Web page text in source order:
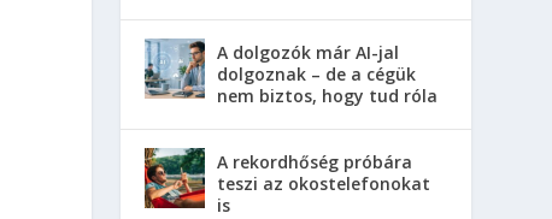
A dolgozók már AI-jal
dolgoznak – de a cégük
nem biztos, hogy tud róla
A rekordhőség próbára
teszi az okostelefonokat
is